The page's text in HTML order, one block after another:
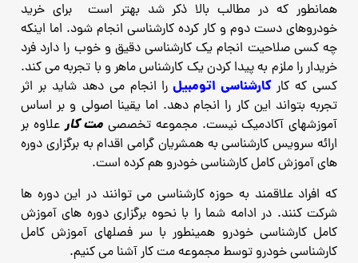
همانطور که در مطالب بالا ذکر شد بهتر است برای خرید
خودروهای دست دوم و کار کرده کارشناسی انجام شود. اما اینکه
چه کسی صلاحیت انجام یک کارشناسی دقیق و خوب را دارد فرد
خریدار را ملزم به پیدا کردن یک کارشناس ماهر و با تجربهمی کند.
کسی که کارکارشناسی اتومبیل را انجام می دهد شاید بر اثر
تجربه بتواند این کار را انجام دهد. اما یقینا اصولی و بر اساس
آموزشهای آکادمیک نیست.مجموعه تخصصی مت کارعلاوه بر
ارائه سرویس کارشناسی به همشریان گرامی اقدام به برگزاری دوره
های آموزش کاملکارشناسی خودرو هم کرده است.
که افراد علاقمند به حوزه کارشناسی می توانند در این دوره ها
شرکت کنند. در ادامه شما را با نحوه برگزاری دوره های آموزش
کامل کارشناسی خودرو همینطور با سر فصلهای آموزش کامل
کارشناسیخودرو توسط مجموعه مت کار آشنا می کنیم.